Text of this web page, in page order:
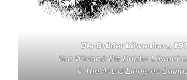
Die Brüder Löwenherz,
Ilon Wikland: Die Brüder
© The Astrid Lindgren